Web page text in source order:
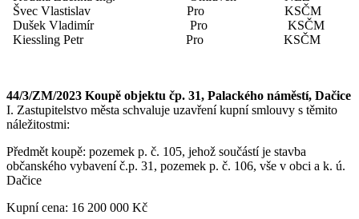
Švec Vlastislav Pro KSČM
Dušek Vladimír Pro KSČM
Kiessling Petr Pro KSČM
44/3/ZM/2023 Koupě objektu čp. 31, Palackého náměstí, Dačice
I. Zastupitelstvo města schvaluje uzavření kupní smlouvy s těmito
náležitostmi:
Předmět koupě: pozemek p. č. 105, jehož součástí je stavba
občanského vybavení č.p. 31, pozemek p. č. 106, vše v obci a k. ú.
Dačice
Kupní cena: 16 200 000 Kč